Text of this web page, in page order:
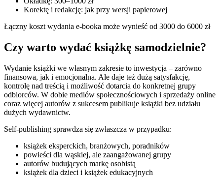
Korektę i redakcję: jak przy wersji papierowej
Łączny koszt wydania e-booka może wynieść od 3000 do 6000 zł
Czy warto wydać książkę samodzielnie?
Wydanie książki we własnym zakresie to inwestycja – zarówno
finansowa, jak i emocjonalna. Ale daje też dużą satysfakcję,
kontrolę nad treścią i możliwość dotarcia do konkretnej grupy
odbiorców. W dobie mediów społecznościowych i sprzedaży online
coraz więcej autorów z sukcesem publikuje książki bez udziału
dużych wydawnictw.
Self-publishing sprawdza się zwłaszcza w przypadku:
książek eksperckich, branżowych, poradników
powieści dla wąskiej, ale zaangażowanej grupy
autorów budujących markę osobistą
książek dla dzieci i książek edukacyjnych